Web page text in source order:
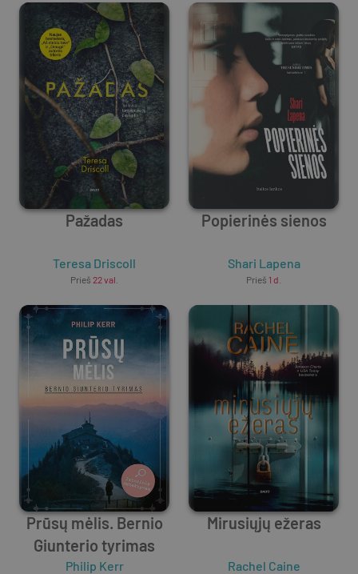
Pažadas
Teresa Driscoll
Prieš 22 val.
Popierinės sienos
Shari Lapena
Prieš 1 d.
Prūsų mėlis. Bernio
Giunterio tyrimas
Philip Kerr
Mirusiųjų ežeras
Rachel Caine